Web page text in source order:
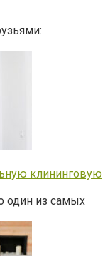
клининговую
один из самых